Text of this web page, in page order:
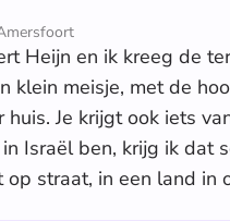
Heijn en ik kreeg de
klein meisje, met de
huis. Je krijgt ook iets
Israël ben, krijg ik dat
straat, in een land in